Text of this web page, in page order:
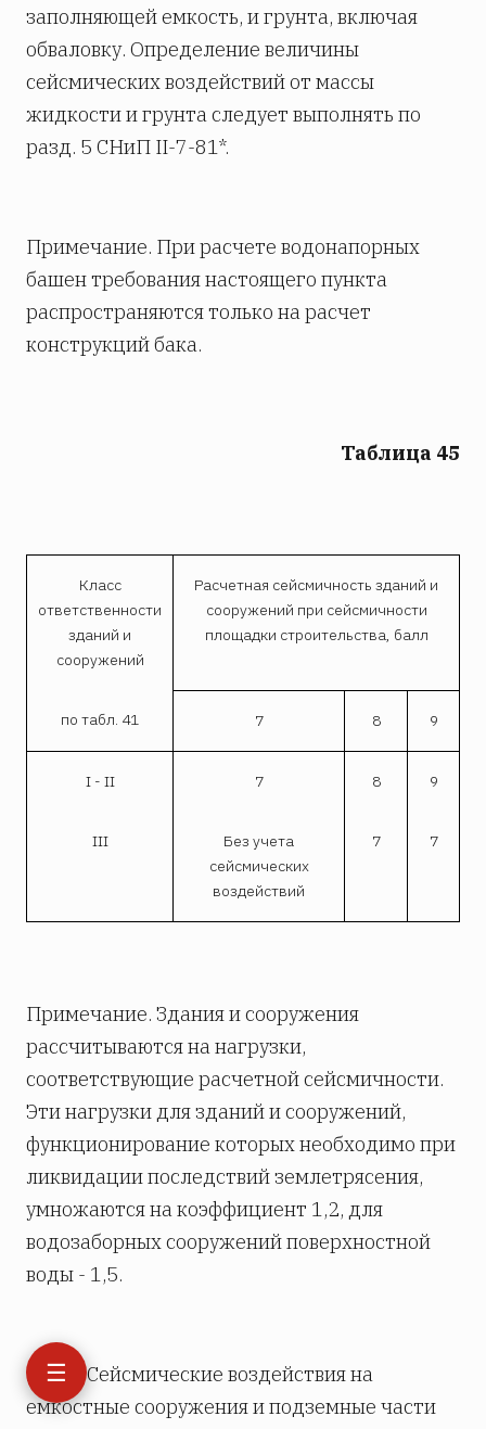
☰
заполняющей емкость, и грунта, включая
обваловку. Определение величины
сейсмических воздействий от массы
жидкости и грунта следует выполнять по
разд. 5 СНиП II-7-81*.
Примечание. При расчете водонапорных
башен требования настоящего пункта
распространяются только на расчет
конструкций бака.
Таблица 45
Класс
ответственности
зданий и
сооружений
Расчетная сейсмичность зданий и
сооружений при сейсмичности
площадки строительства, балл
по табл. 41 7 8 9
I - II 7 8 9
III
Без учета
сейсмических
воздействий
7 7
Примечание. Здания и сооружения
рассчитываются на нагрузки,
соответствующие расчетной сейсмичности.
Эти нагрузки для зданий и сооружений,
функционирование которых необходимо при
ликвидации последствий землетрясения,
умножаются на коэффициент 1,2, для
водозаборных сооружений поверхностной
воды - 1,5.
15.18. Сейсмические воздействия на
емкостные сооружения и подземные части